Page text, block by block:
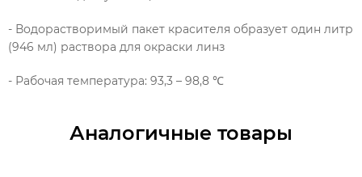
- Водорастворимый пакет красителя образует один литр
(946 мл) раствора для окраски линз
- Рабочая температура: 93,3 – 98,8 ℃
Аналогичные товары